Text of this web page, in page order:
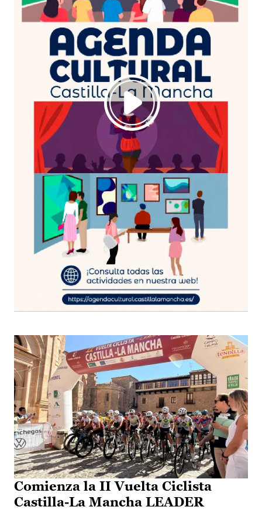
Comienza la II Vuelta Ciclista
Castilla-La Mancha LEADER